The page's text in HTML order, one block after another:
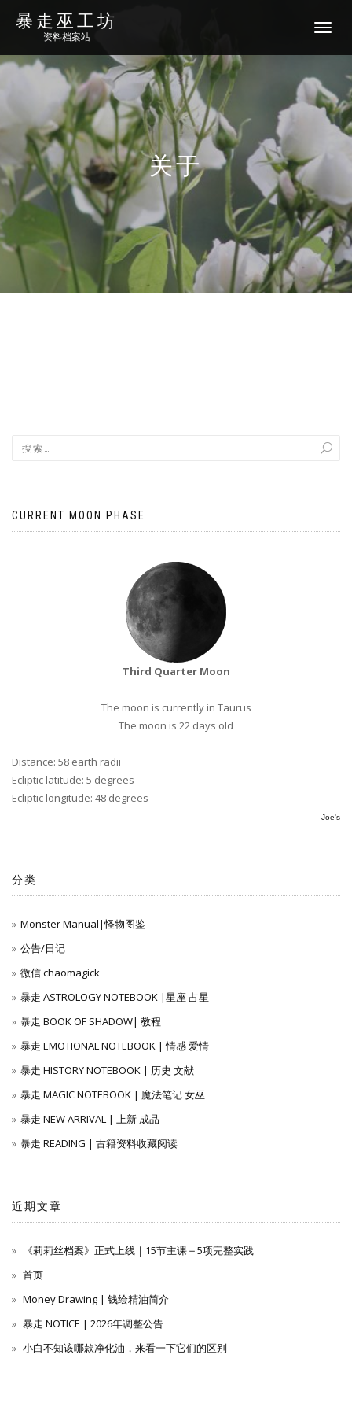
暴走巫工坊
资料档案站
切
导
关于
CURRENT MOON PHASE
Third Quarter Moon
The moon is currently in Taurus
The moon is 22 days old
Distance: 58 earth radii
Ecliptic latitude: 5 degrees
Ecliptic longitude: 48 degrees
Joe's
分类
Monster Manual|怪物图鉴
公告/日记
微信 chaomagick
暴走 ASTROLOGY NOTEBOOK |星座 占星
暴走 BOOK OF SHADOW| 教程
暴走 EMOTIONAL NOTEBOOK | 情感 爱情
暴走 HISTORY NOTEBOOK | 历史 文献
暴走 MAGIC NOTEBOOK | 魔法笔记 女巫
暴走 NEW ARRIVAL | 上新 成品
暴走 READING | 古籍资料收藏阅读
近期文章
《莉莉丝档案》正式上线｜15节主课＋5项完整实践
首页
Money Drawing | 钱绘精油简介
暴走 NOTICE | 2026年调整公告
小白不知该哪款净化油，来看一下它们的区别